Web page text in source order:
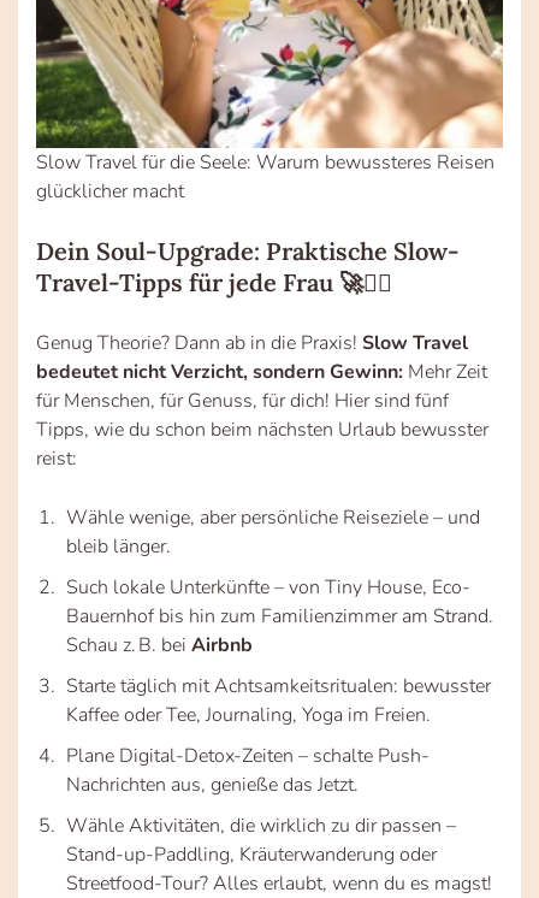
Slow Travel für die Seele: Warum bewussteres Reisen
glücklicher macht
Dein Soul-Upgrade: Praktische Slow-
Travel-Tipps für jede Frau 🚀🧘‍♀️
Genug Theorie? Dann ab in die Praxis! Slow Travel
bedeutet nicht Verzicht, sondern Gewinn: Mehr Zeit
für Menschen, für Genuss, für dich! Hier sind fünf
Tipps, wie du schon beim nächsten Urlaub bewusster
reist:
Wähle wenige, aber persönliche Reiseziele – und
bleib länger.
Such lokale Unterkünfte – von Tiny House, Eco-
Bauernhof bis hin zum Familienzimmer am Strand.
Schau z. B. bei Airbnb
Starte täglich mit Achtsamkeitsritualen: bewusster
Kaffee oder Tee, Journaling, Yoga im Freien.
Plane Digital-Detox-Zeiten – schalte Push-
Nachrichten aus, genieße das Jetzt.
Wähle Aktivitäten, die wirklich zu dir passen –
Stand-up-Paddling, Kräuterwanderung oder
Streetfood-Tour? Alles erlaubt, wenn du es magst!